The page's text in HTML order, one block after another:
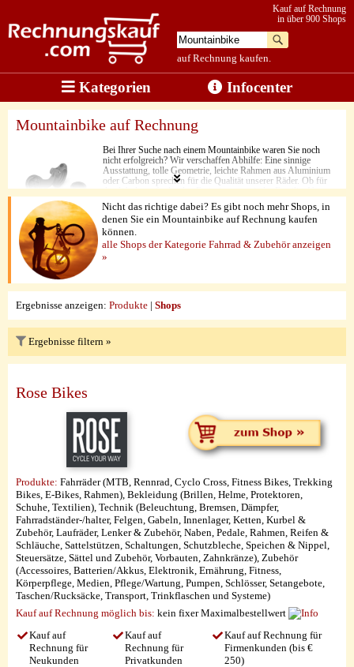
auf Rechnung kaufen.
Kauf auf Rechnung
in über 900 Shops
Kategorien Infocenter
Mountainbike auf Rechnung
Bei Ihrer Suche nach einem Mountainbike waren Sie noch
nicht erfolgreich? Wir verschaffen Abhilfe: Eine sinnige
Ausstattung, tolle Geometrie, leichte Rahmen aus Aluminium
oder Carbon sprechen für die Qualität unserer Räder. Ob für
den Wettkampf oder den Freizeitspass mit der Familie. Unsere
Räder sind einfach unschlagbar und unentbehrlich für den
nächsten Trail.
Nicht das richtige dabei? Es gibt noch mehr Shops, in
denen Sie ein Mountainbike auf Rechnung kaufen
können.
alle Shops der Kategorie Fahrrad & Zubehör anzeigen
»
Ergebnisse anzeigen: Produkte | Shops
Ergebnisse filtern »
Rose Bikes
Produkte: Fahrräder (MTB, Rennrad, Cyclo Cross, Fitness Bikes, Trekking
Bikes, E-Bikes, Rahmen), Bekleidung (Brillen, Helme, Protektoren,
Schuhe, Textilien), Technik (Beleuchtung, Bremsen, Dämpfer,
Fahrradständer-/halter, Felgen, Gabeln, Innenlager, Ketten, Kurbel &
Zubehör, Laufräder, Lenker & Zubehör, Naben, Pedale, Rahmen, Reifen &
Schläuche, Sattelstützen, Schaltungen, Schutzbleche, Speichen & Nippel,
Steuersätze, Sättel und Zubehör, Vorbauten, Zahnkränze), Zubehör
(Accessoires, Batterien/Akkus, Elektronik, Ernährung, Fitness,
Körperpflege, Medien, Pflege/Wartung, Pumpen, Schlösser, Setangebote,
Taschen/Rucksäcke, Transport, Trinkflaschen und Systeme)
Kauf auf Rechnung möglich bis: kein fixer Maximalbestellwert
Kauf auf
Rechnung für
Neukunden
Kauf auf
Rechnung für
Privatkunden
Kauf auf Rechnung für
Firmenkunden (bis €
250)